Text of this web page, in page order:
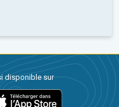
disponible sur